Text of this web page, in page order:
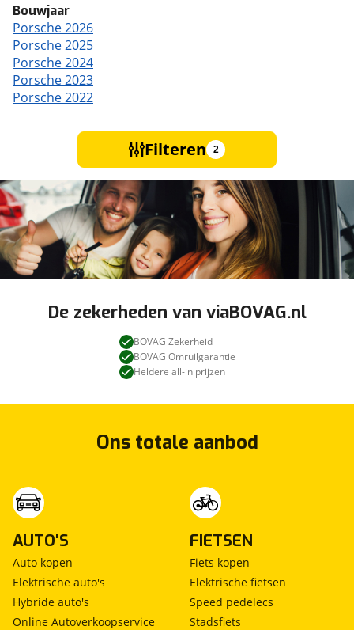
Bouwjaar
Porsche 2026
Porsche 2025
Porsche 2024
Porsche 2023
Porsche 2022
Filteren 2
De zekerheden van viaBOVAG.nl
BOVAG Zekerheid
BOVAG Omruilgarantie
Heldere all-in prijzen
Ons totale aanbod
AUTO'S
Auto kopen
Elektrische auto's
Hybride auto's
Online Autoverkoopservice
FIETSEN
Fiets kopen
Elektrische fietsen
Speed pedelecs
Stadsfiets